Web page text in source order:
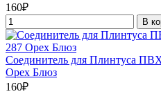
160₽
В
Соединитель для Плинтуса
Орех Блюз
160₽